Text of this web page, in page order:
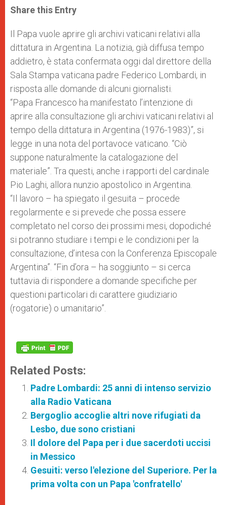
t
s
p
p
s
e
g
e
r
e
b
o
k
r
Share this Entry
Il Papa vuole aprire gli archivi vaticani relativi alla
dittatura in Argentina. La notizia, già diffusa tempo
addietro, è stata confermata oggi dal direttore della
Sala Stampa vaticana padre Federico Lombardi, in
risposta alle domande di alcuni giornalisti.
“Papa Francesco ha manifestato l’intenzione di
aprire alla consultazione gli archivi vaticani relativi al
tempo della dittatura in Argentina (1976-1983)”, si
legge in una nota del portavoce vaticano. “Ciò
suppone naturalmente la catalogazione del
materiale”. Tra questi, anche i rapporti del cardinale
Pio Laghi, allora nunzio apostolico in Argentina.
“Il lavoro – ha spiegato il gesuita – procede
regolarmente e si prevede che possa essere
completato nel corso dei prossimi mesi, dopodiché
si potranno studiare i tempi e le condizioni per la
consultazione, d’intesa con la Conferenza Episcopale
Argentina”. “Fin d’ora – ha soggiunto – si cerca
tuttavia di rispondere a domande specifiche per
questioni particolari di carattere giudiziario
(rogatorie) o umanitario”.
Related Posts:
Padre Lombardi: 25 anni di intenso servizio
alla Radio Vaticana
Bergoglio accoglie altri nove rifugiati da
Lesbo, due sono cristiani
Il dolore del Papa per i due sacerdoti uccisi
in Messico
Gesuiti: verso l'elezione del Superiore. Per la
prima volta con un Papa 'confratello'